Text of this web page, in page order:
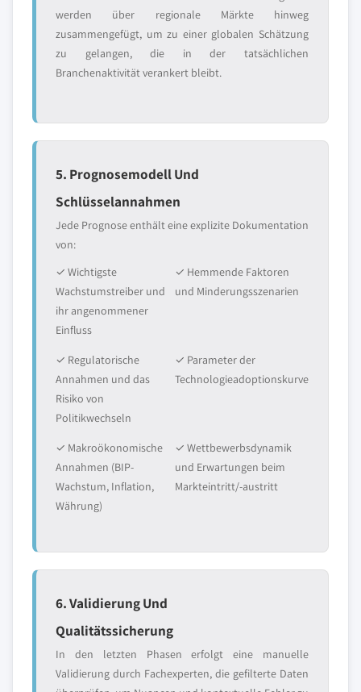
werden über regionale Märkte hinweg
zusammengefügt, um zu einer globalen Schätzung
zu gelangen, die in der tatsächlichen
Branchenaktivität verankert bleibt.
5. Prognosemodell Und
Schlüsselannahmen
Jede Prognose enthält eine explizite Dokumentation
von:
✓ Wichtigste
Wachstumstreiber und
ihr angenommener
Einfluss
✓ Hemmende Faktoren
und Minderungsszenarien
✓ Regulatorische
Annahmen und das
Risiko von
Politikwechseln
✓ Parameter der
Technologieadoptionskurve
✓ Makroökonomische
Annahmen (BIP-
Wachstum, Inflation,
Währung)
✓ Wettbewerbsdynamik
und Erwartungen beim
Markteintritt/-austritt
6. Validierung Und
Qualitätssicherung
In den letzten Phasen erfolgt eine manuelle
Validierung durch Fachexperten, die gefilterte Daten